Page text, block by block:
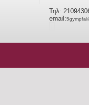
Τηλ:
email: